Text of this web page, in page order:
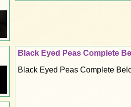
Black Eyed Peas Complete
Black Eyed Peas Complete